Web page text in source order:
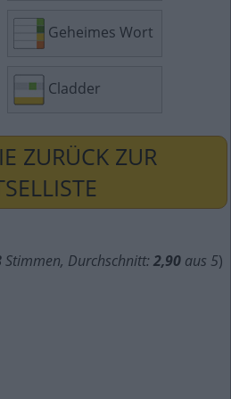
Geheimes Wort
Cladder
ZURÜCK ZUR
Stimmen, Durchschnitt: 2,90 aus 5)